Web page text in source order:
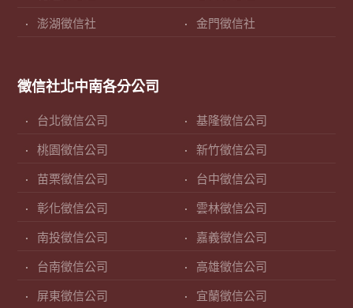
澎湖徵信社 金門徵信社
徵信社北中南各分公司
台北徵信公司 基隆徵信公司
桃園徵信公司 新竹徵信公司
苗栗徵信公司 台中徵信公司
彰化徵信公司 雲林徵信公司
南投徵信公司 嘉義徵信公司
台南徵信公司 高雄徵信公司
屏東徵信公司 宜蘭徵信公司